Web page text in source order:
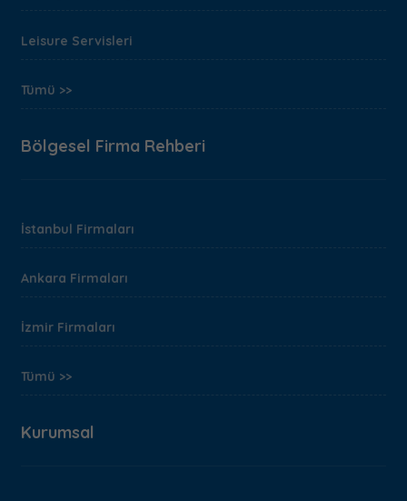
Leisure Servisleri
Tümü >>
Bölgesel Firma Rehberi
İstanbul Firmaları
Ankara Firmaları
İzmir Firmaları
Tümü >>
Kurumsal